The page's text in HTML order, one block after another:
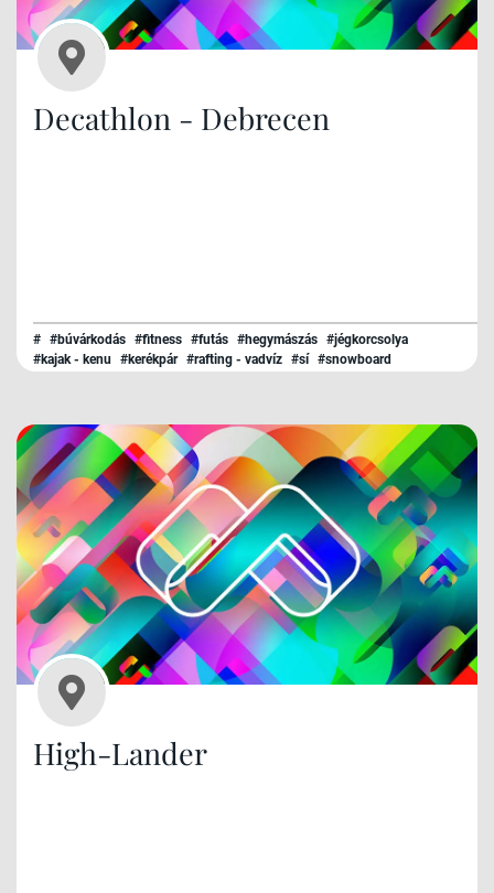
Decathlon - Debrecen
# #búvárkodás #fitness #futás #hegymászás #jégkorcsolya
#kajak - kenu
#kerékpár #rafting - vadvíz #sí #snowboard
High-Lander